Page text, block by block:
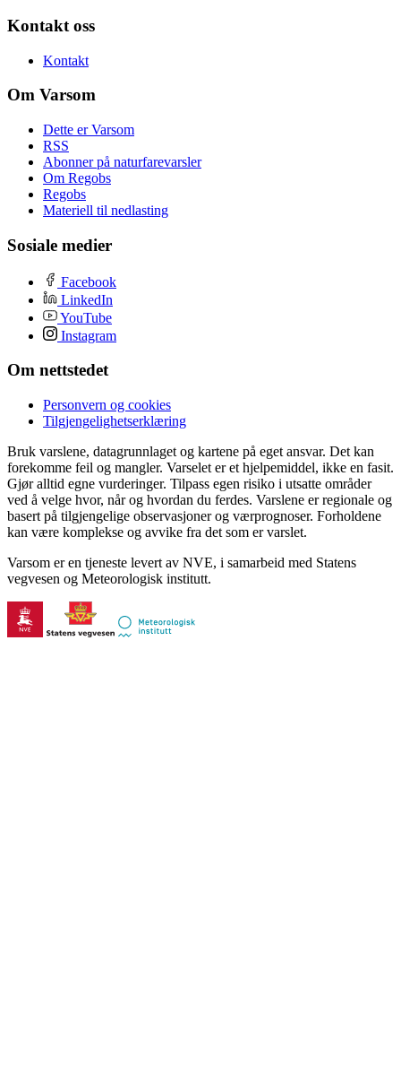
Kontakt oss
Kontakt
Om Varsom
Dette er Varsom
RSS
Abonner på naturfarevarsler
Om Regobs
Regobs
Materiell til nedlasting
Sosiale medier
Facebook
LinkedIn
YouTube
Instagram
Om nettstedet
Personvern og cookies
Tilgjengelighetserklæring
Bruk varslene, datagrunnlaget og kartene på eget ansvar. Det kan
forekomme feil og mangler. Varselet er et hjelpemiddel, ikke en fasit.
Gjør alltid egne vurderinger. Tilpass egen risiko i utsatte områder
ved å velge hvor, når og hvordan du ferdes. Varslene er regionale og
basert på tilgjengelige observasjoner og værprognoser. Forholdene
kan være komplekse og avvike fra det som er varslet.
Varsom er en tjeneste levert av NVE, i samarbeid med Statens
vegvesen og Meteorologisk institutt.